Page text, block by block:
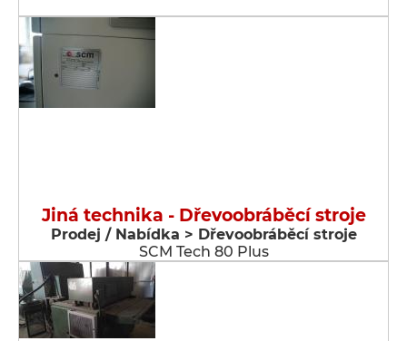
Jiná technika - Dřevoobráběcí stroje
Prodej / Nabídka > Dřevoobráběcí stroje
SCM Tech 80 Plus